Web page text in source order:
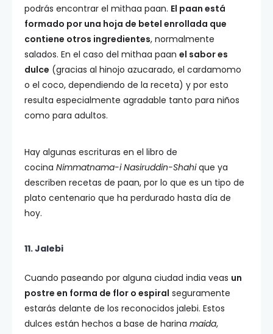
podrás encontrar el mithaa paan. El paan está
formado por una hoja de betel enrollada que
contiene otros ingredientes, normalmente
salados. En el caso del mithaa paan el sabor es
dulce (gracias al hinojo azucarado, el cardamomo
o el coco, dependiendo de la receta) y por esto
resulta especialmente agradable tanto para niños
como para adultos.
Hay algunas escrituras en el libro de
cocina Nimmatnama-i Nasiruddin-Shahique ya
describen recetas de paan, por lo que es un tipo de
plato centenario que ha perdurado hasta día de
hoy.
11. Jalebi
Cuando paseando por alguna ciudad india veas un
postre en forma de flor o espiral seguramente
estarás delante de los reconocidos jalebi. Estos
dulces están hechos a base de harina maida,